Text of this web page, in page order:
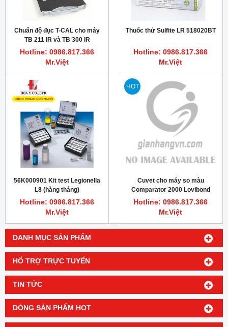
DANH MỤC SẢN PHẨM
HỔ TRỢ TRỰC TUYẾN
TIN TỨC
DÒNG SẢN PHẨM HOT
Chuẩn độ đục T-CAL cho máy
TB 211 IR và TB 300 IR
Turbidimeter
Hotline: 0986.817.366
Mr.Việt
Thuốc thử Sulfite LR 518020BT
Hotline: 0986.817.366
Mr.Việt
56K000901 Kit test Legionella
L8 (hàng tháng)
Hotline: 0986.817.366
Mr.Việt
HOT
Cuvet cho máy so màu
Comparator 2000 Lovibond
Hotline: 0986.817.366
Mr.Việt